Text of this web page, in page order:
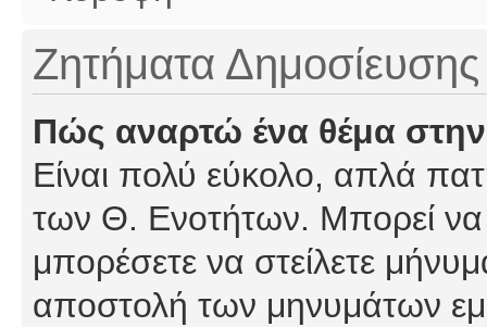
Ζητήματα Δημοσίευσης
Πώς αναρτώ ένα θέμα
Είναι πολύ εύκολο, απλά
των Θ. Ενοτήτων. Μπορεί να
μπορέσετε να στείλετε
αποστολή των μηνυμάτων